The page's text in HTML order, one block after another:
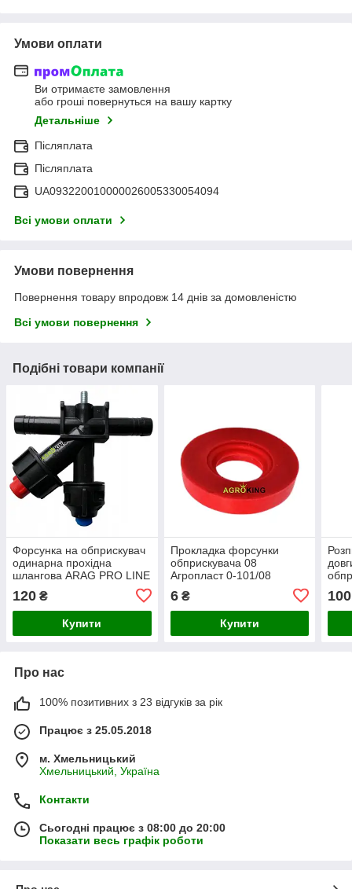
Умови оплати
Ви отримаєте замовлення
або гроші повернуться на вашу картку
Детальніше
Післяплата
Післяплата
UA093220010000026005330054094
Всі умови оплати
Умови повернення
Повернення товару впродовж 14 днів за домовленістю
Всі умови повернення
Подібні товари компанії
Форсунка на обприскувач
одинарна прохідна
шлангова ARAG PRO LINE
120 ₴
Купити
Прокладка форсунки
обприскувача 08
Агропласт 0-101/08
6₴
Купити
100
Про нас
100% позитивних з 23 відгуків за рік
Працює з 25.05.2018
м. Хмельницький
Хмельницький, Україна
Контакти
Сьогодні працює з 08:00 до 20:00
Показати весь графік роботи